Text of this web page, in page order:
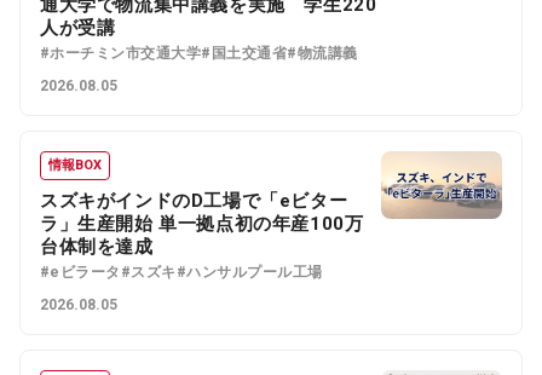
通大学で物流集中講義を実施 学生220
人が受講
#ホーチミン市交通大学#国土交通省#物流講義
2026.08.05
情報BOX
スズキがインドのD工場で「eビター
ラ」生産開始 単一拠点初の年産100万
台体制を達成
#eビラータ #スズキ #ハンサルプール工場
2026.08.05